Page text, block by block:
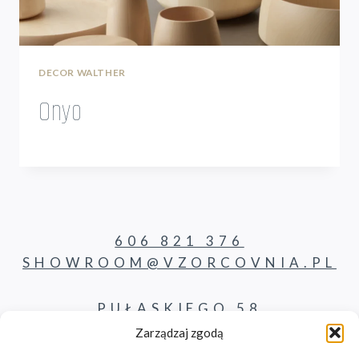
Zarządzaj zgodą
DECOR WALTHER
Onyo
606 821 376
SHOWROOM@VZORCOVNIA.PL
PUŁASKIEGO 58
62-800 KALISZ